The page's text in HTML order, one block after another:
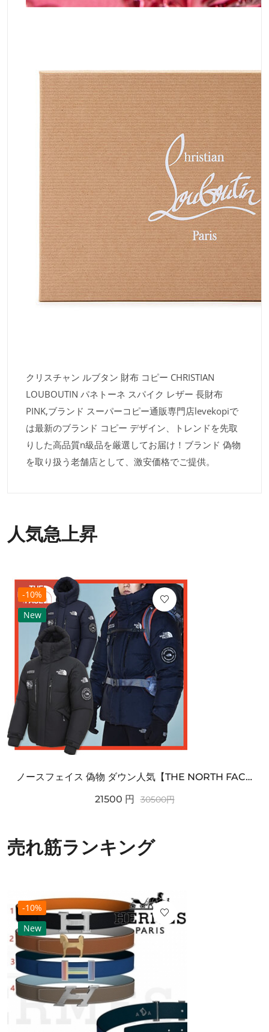
クリスチャン ルブタン 財布 コピー CHRISTIAN
LOUBOUTIN パネトーネ スパイク レザー 長財布
PINK,ブランド スーパーコピー通販専門店levekopiで
は最新のブランド コピー デザイン、トレンドを先取
りした高品質n級品を厳選してお届け！ブランド 偽物
を取り扱う老舗店として、激安価格でご提供。
人気急上昇
-10%
New
ノースフェイス 偽物 ダウン人気【THE NORTH FACE】M'S 7 SUMMIT HIM...
21500 円 30500円
売れ筋ランキング
-10%
New